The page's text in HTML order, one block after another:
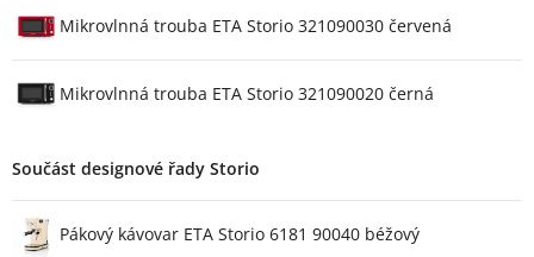
Mikrovlnná trouba ETA Storio 321090030 červená
Mikrovlnná trouba ETA Storio 321090020 černá
Součást designové řady Storio
Pákový kávovar ETA Storio 6181 90040 béžový